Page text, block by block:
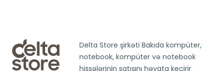
Delta Store şirkəti Bakıda kompüter,
notebook, kompüter və notebook
hissələrinin satışını həyata keçirir